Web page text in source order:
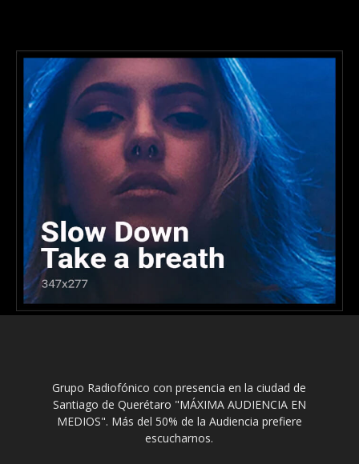
Grupo Radiofónico con presencia en la ciudad de
Santiago de Querétaro "MÁXIMA AUDIENCIA EN
MEDIOS". Más del 50% de la Audiencia prefiere
escucharnos.